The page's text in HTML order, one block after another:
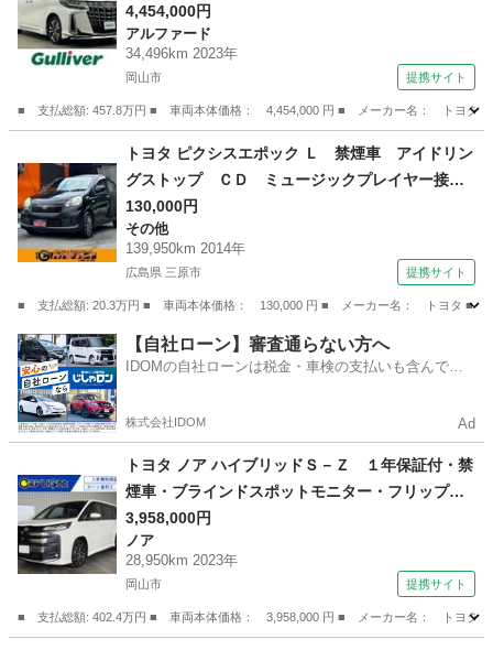
リップダウン 純正９インチディスプレイ 地デ
ジＴＶ デジタルインナーミラー 三眼ＬＥＤラ
イト ＥＴＣ２．０ 衝突軽減ブレーキ ドラレ
4,454,000円
アルファード
34,496km 2023年
岡山市 提携サイト
■ 支払総額: 457.8万円 ■ 車両本体価格： 4,454,000 円 ■ メーカー名： トヨタ
アルファード
トヨタ ピクシスエポック Ｌ 禁煙車 アイドリン
グストップ ＣＤ ミュージックプレイヤー接続
可 キーレスエントリー ＡＷ１４インチ エア
コン パワーウィンドウ パワーステアリング
ＡＢＳ 横滑り防止装置 運転席・助手席エアバ
130,000円
その他
139,950km 2014年
広島県 三原市 提携サイト
■ 支払総額: 20.3万円 ■ 車両本体価格： 130,000 円 ■ メーカー名： トヨタ ■
広島 三原市 その他
【自社ローン】審査通らない方へ
IDOMの自社ローンは税金・車検の支払いも含んでい
株式会社IDOM Ad
トヨタ ノア ハイブリッドＳ－Ｚ １年保証付・禁
煙車・ブラインドスポットモニター・フリップダ
ウンモニター・１０型ナビ・ＴＶ・ＣＤ・ＤＶ
Ｄ・Ｂｌｕｅｔｏｏｔｈ・バックモニター・トヨ
タセーフティ・クルーズコントロール・デジタル
3,958,000円
ノア
28,950km 2023年
岡山市 提携サイト
■ 支払総額: 402.4万円 ■ 車両本体価格： 3,958,000 円 ■ メーカー名： トヨタ ■